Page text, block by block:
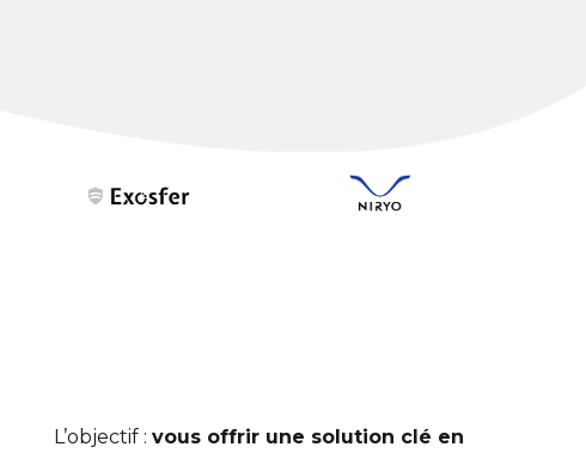
L’objectif : vous offrir une solution clé en